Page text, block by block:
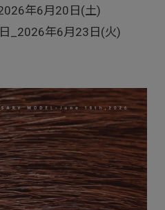
年6月20日(土)
_2026年6月23日(火)